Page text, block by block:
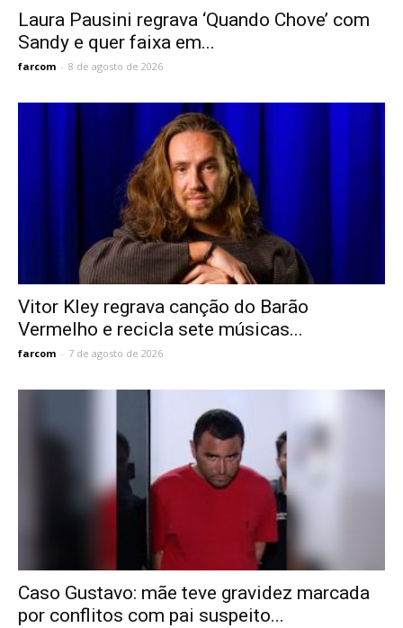
Laura Pausini regrava ‘Quando Chove’ com
Sandy e quer faixa em...
farcom - 8 de agosto de 2026
Vitor Kley regrava canção do Barão
Vermelho e recicla sete músicas...
farcom - 7 de agosto de 2026
Caso Gustavo: mãe teve gravidez marcada
por conflitos com pai suspeito...